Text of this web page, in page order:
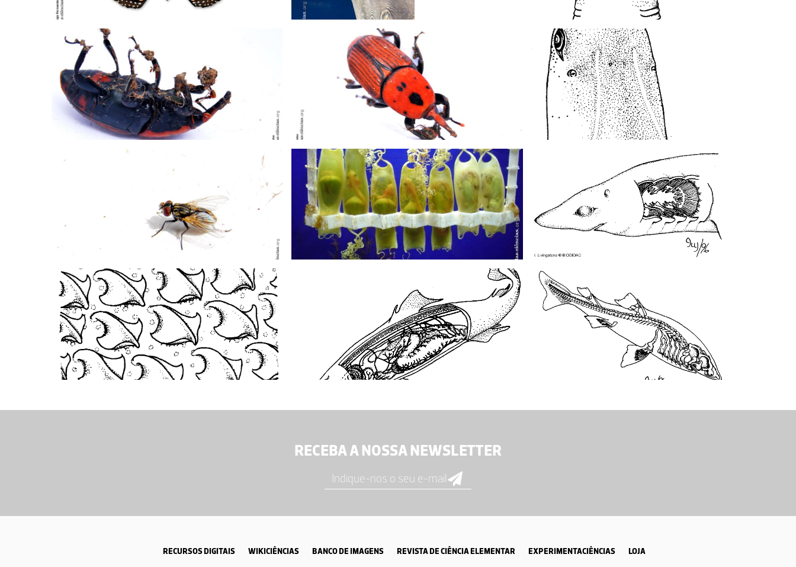
RECEBA A NOSSA NEWSLETTER
RECURSOS DIGITAIS WIKICIÊNCIAS BANCO DE IMAGENS REVISTA DE CIÊNCIA ELEMENTAR EXPERIMENTACIÊNCIAS LOJA